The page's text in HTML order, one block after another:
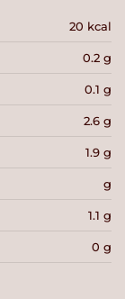
20 kcal
0.2 g
0.1 g
2.6 g
1.9 g
g
1.1 g
0 g